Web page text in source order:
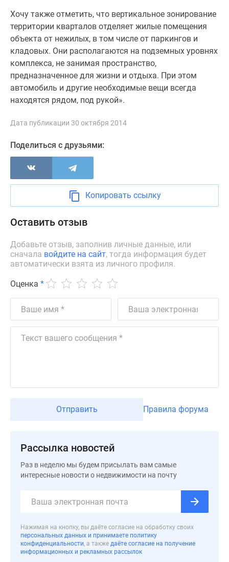
авторы
проекте
Контакты
Реклама
сайте
Дзен
Машино-
места
Апартаменты
#траншевая
#рассрочка
ипотека
Квартиры
скидками
41%
Видео
новостроек
Субсидированная
дома
Москве
Новостройки
бизнес-
класса
Рассрочка
Хочу также отметить, что вертикальное зонирование
территории кварталов отделяет жилые помещения
объекта от нежилых, в том числе от паркингов и
кладовых. Они располагаются на подземных уровнях
комплекса, не занимая пространство,
предназначенное для жизни и отдыха. При этом
автомобиль и другие необходимые вещи всегда
находятся рядом, под рукой».
Дата публикации 30 октября 2014
Поделиться с друзьями:
Копировать ссылку
Оставить отзыв
Добавьте отзыв, заполнив личные данные, или
сначала войдите на сайт, тогда информация будет
автоматически взята из личного профиля.
Оценка *
Отправить Правила форума
Рассылка новостей
Раз в неделю мы будем присылать вам самые
интересные новости о недвижимости на почту
Нажимая на кнопку, вы даёте согласие на обработку своих
персональных данных и принимаете политику
конфиденциальности, а также даёте согласие на получение
информационных и рекламных рассылок